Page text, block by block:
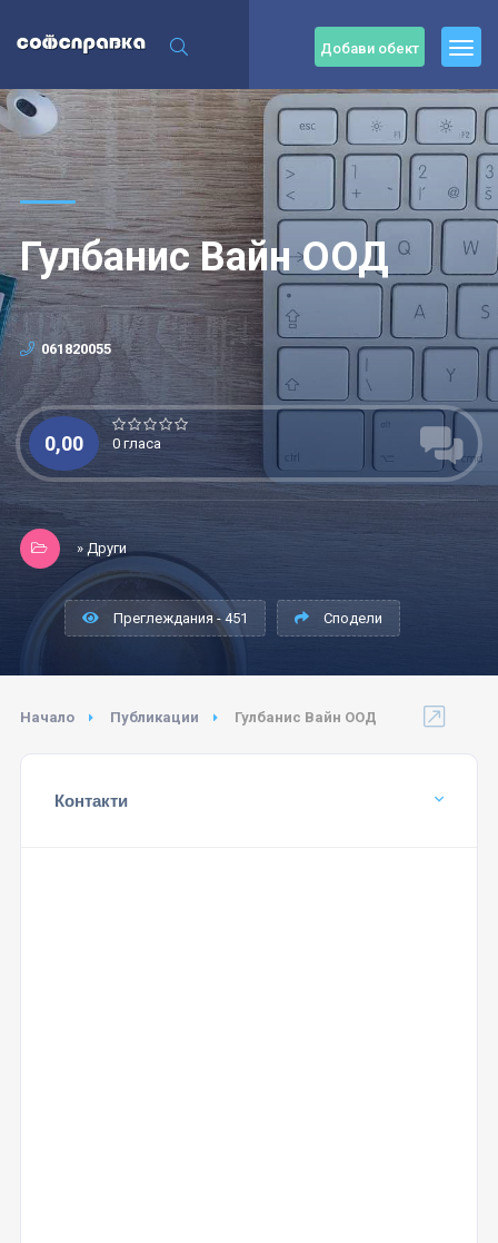
Добави обект
Гулбанис Вайн ООД
061820055
0,00 0 гласа
» Други
Преглеждания - 451 Сподели
Начало Публикации Гулбанис Вайн ООД
Контакти